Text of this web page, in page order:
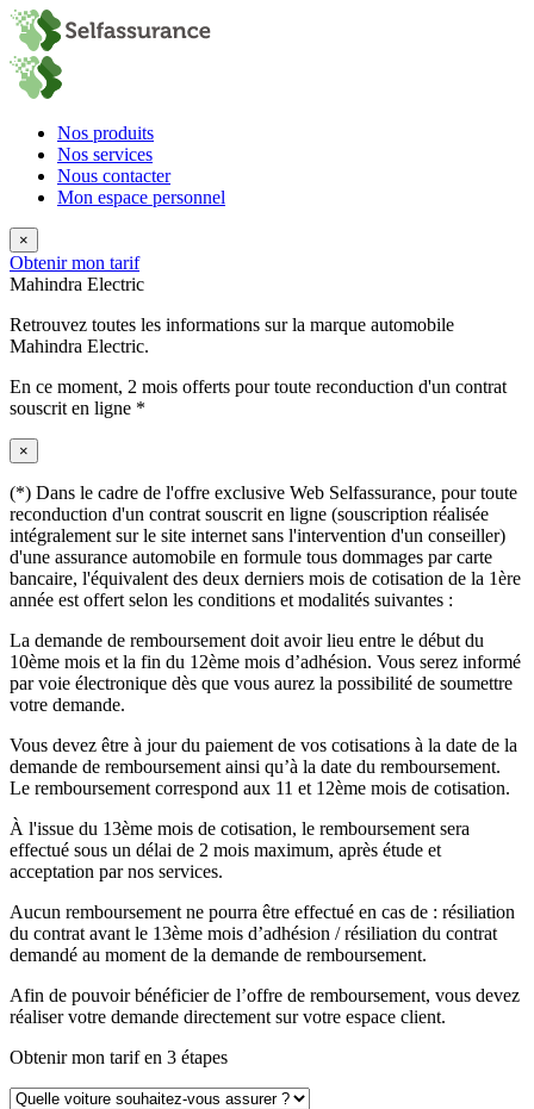
Nos produits
Nos services
Nous contacter
Mon espace personnel
×
Obtenir mon tarif
Mahindra Electric
Retrouvez toutes les informations sur la marque automobile
Mahindra Electric.
En ce moment, 2 mois offerts pour toute reconduction d'un contrat
souscrit en ligne *
×
(*) Dans le cadre de l'offre exclusive Web Selfassurance, pour toute
reconduction d'un contrat souscrit en ligne (souscription réalisée
intégralement sur le site internet sans l'intervention d'un conseiller)
d'une assurance automobile en formule tous dommages par carte
bancaire, l'équivalent des deux derniers mois de cotisation de la 1ère
année est offert selon les conditions et modalités suivantes :
La demande de remboursement doit avoir lieu entre le début du
10ème mois et la fin du 12ème mois d’adhésion. Vous serez informé
par voie électronique dès que vous aurez la possibilité de soumettre
votre demande.
Vous devez être à jour du paiement de vos cotisations à la date de la
demande de remboursement ainsi qu’à la date du remboursement.
Le remboursement correspond aux 11 et 12ème mois de cotisation.
À l'issue du 13ème mois de cotisation, le remboursement sera
effectué sous un délai de 2 mois maximum, après étude et
acceptation par nos services.
Aucun remboursement ne pourra être effectué en cas de : résiliation
du contrat avant le 13ème mois d’adhésion / résiliation du contrat
demandé au moment de la demande de remboursement.
Afin de pouvoir bénéficier de l’offre de remboursement, vous devez
réaliser votre demande directement sur votre espace client.
Obtenir mon tarif en 3 étapes